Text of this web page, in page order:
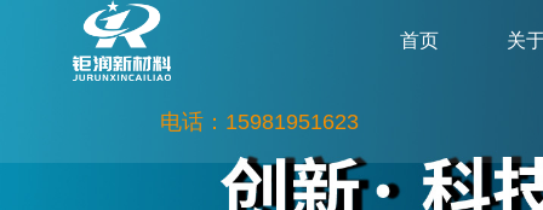
首页 关
电话：15981951623